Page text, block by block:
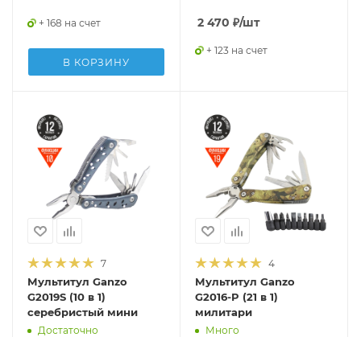
+ 168 на счет
В КОРЗИНУ
2 470 ₽/шт
+ 123 на счет
7
Мультитул Ganzo
G2019S (10 в 1)
серебристый мини
Достаточно
4
Мультитул Ganzo
G2016-P (21 в 1)
милитари
Много